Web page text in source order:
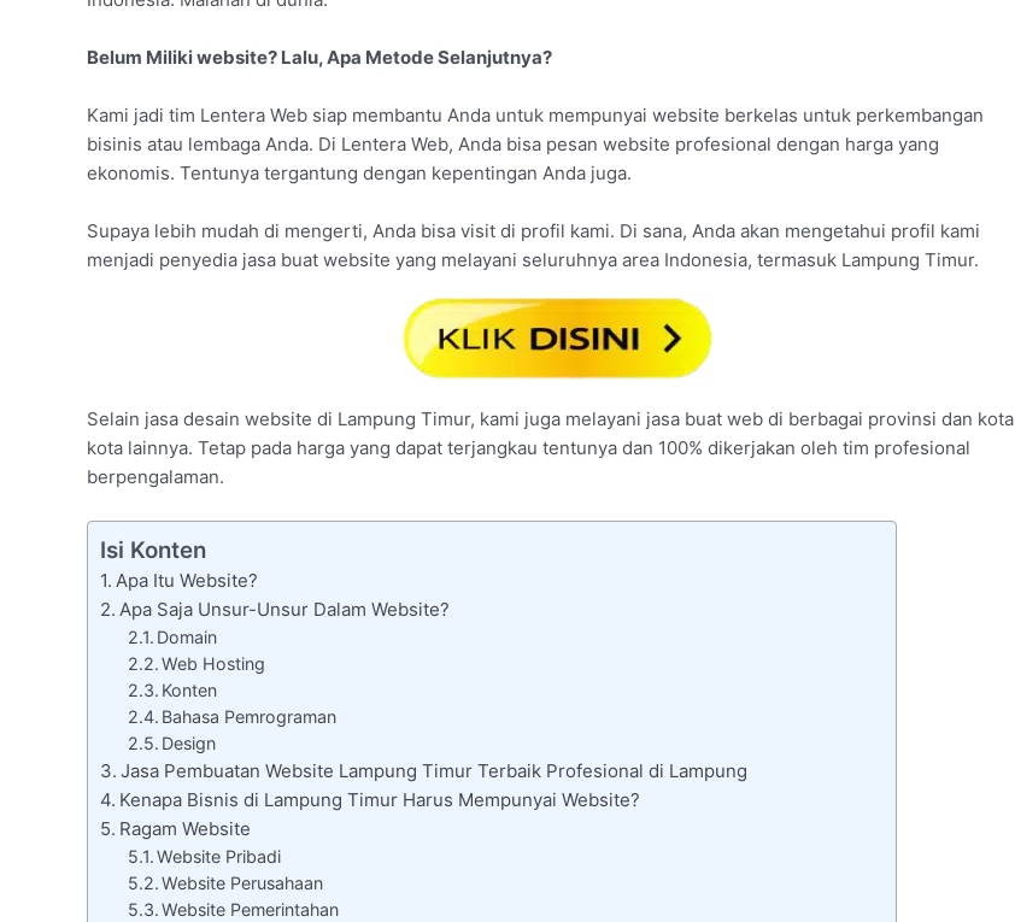
Belum Miliki website? Lalu, Apa Metode Selanjutnya?
Kami jadi tim Lentera Web siap membantu Anda untuk mempunyai website berkelas untuk perkembangan
bisinis atau lembaga Anda. Di Lentera Web, Anda bisa pesan website profesional dengan harga yang
ekonomis. Tentunya tergantung dengan kepentingan Anda juga.
Supaya lebih mudah di mengerti, Anda bisa visit di profil kami. Di sana, Anda akan mengetahui profil kami
menjadi penyedia jasa buat website yang melayani seluruhnya area Indonesia, termasuk Lampung Timur.
Selain jasa desain website di Lampung Timur, kami juga melayani jasa buat web di berbagai provinsi dan kota
kota lainnya. Tetap pada harga yang dapat terjangkau tentunya dan 100% dikerjakan oleh tim profesional
berpengalaman.
Isi Konten
Apa Itu Website?
Apa Saja Unsur-Unsur Dalam Website?
Domain
Web Hosting
Konten
Bahasa Pemrograman
Design
Jasa Pembuatan Website Lampung Timur Terbaik Profesional di Lampung
Kenapa Bisnis di Lampung Timur Harus Mempunyai Website?
Ragam Website
Website Pribadi
Website Perusahaan
Website Pemerintahan